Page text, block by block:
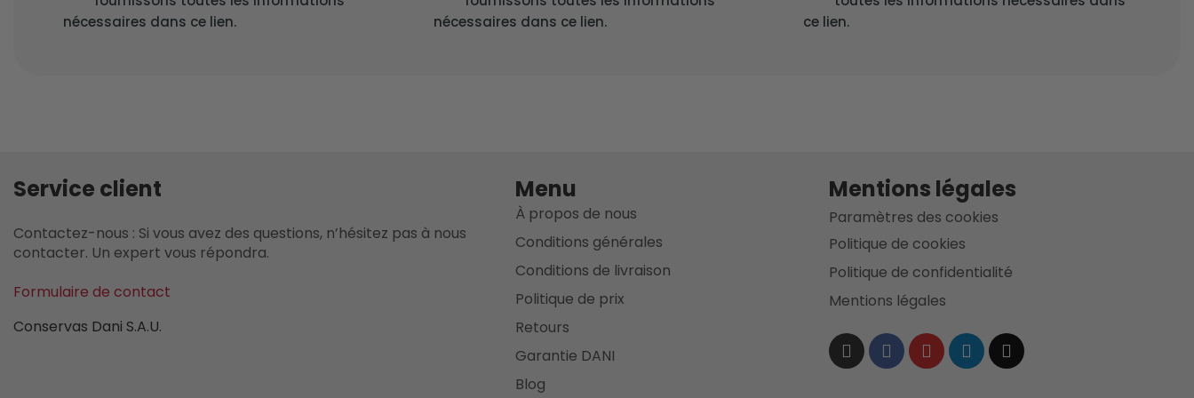
nécessaires dans ce lien.
nécessaires dans ce lien.
ce lien.
Service client
Contactez-nous : Si vous avez des questions, n’hésitez pas à nous
contacter. Un expert vous répondra.
Formulaire de contact
Conservas Dani S.A.U.
Menu
À propos de nous
Conditions générales
Conditions de livraison
Politique de prix
Retours
Garantie DANI
Blog
Mentions légales
Paramètres des cookies
Politique de cookies
Politique de confidentialité
Mentions légales